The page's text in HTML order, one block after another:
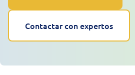
Contactar con expertos